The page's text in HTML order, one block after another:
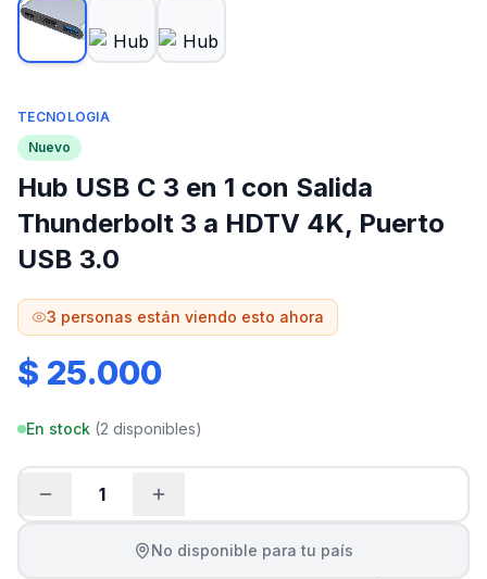
TECNOLOGIA
Nuevo
Hub USB C 3 en 1 con Salida
Thunderbolt 3 a HDTV 4K, Puerto
USB 3.0
3 personas están viendo esto ahora
$ 25.000
En stock (2 disponibles)
1
No disponible para tu país